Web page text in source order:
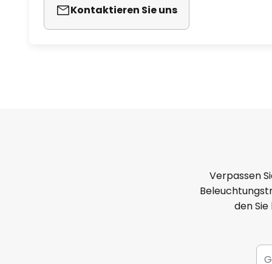
Kontaktieren Sie uns
Verpassen
den